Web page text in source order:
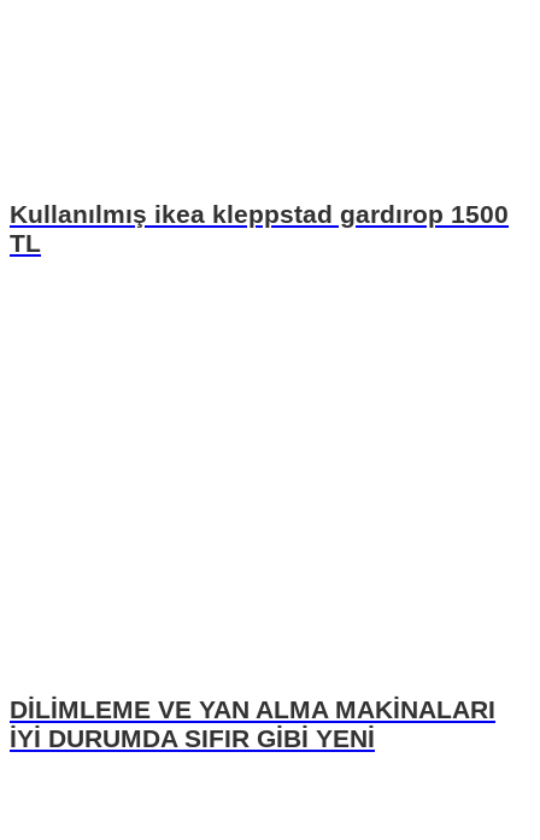
Kullanılmış ikea kleppstad gardırop 1500
TL
DİLİMLEME VE YAN ALMA MAKİNALARI
İYİ DURUMDA SIFIR GİBİ YENİ